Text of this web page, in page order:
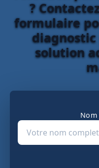
?
formulaire
diagnostic
solution